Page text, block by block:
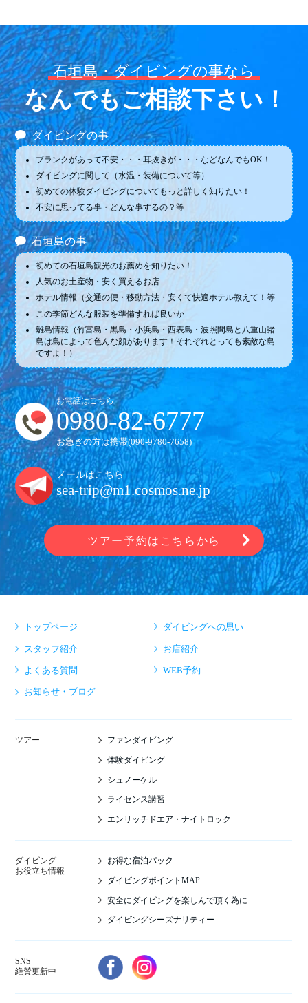
石垣島・ダイビングの事なら
なんでもご相談下さい！
ダイビングの事
ブランクがあって不安・・・耳抜きが・・・などなんでもOK！
ダイビングに関して（水温・装備について等）
初めての体験ダイビングについてもっと詳しく知りたい！
不安に思ってる事・どんな事するの？等
石垣島の事
初めての石垣島観光のお薦めを知りたい！
人気のお土産物・安く買えるお店
ホテル情報（交通の便・移動方法・安くて快適ホテル教えて！等
この季節どんな服装を準備すれば良いか
離島情報（竹富島・黒島・小浜島・西表島・波照間島と八重山諸
島は島によって色んな顔があります！それぞれとっても素敵な島
ですよ！）
お電話はこちら
0980-82-6777
お急ぎの方は携帯(090-9780-7658)
メールはこちら
sea-trip@m1.cosmos.ne.jp
ツアー予約はこちらから
トップページ ダイビングへの思い
スタッフ紹介 お店紹介
よくある質問 WEB予約
お知らせ・ブログ
ツアー ファンダイビング
体験ダイビング
シュノーケル
ライセンス講習
エンリッチドエア・ナイトロック
ダイビング
お役立ち情報
お得な宿泊パック
ダイビングポイントMAP
安全にダイビングを楽しんで頂く為に
ダイビングシーズナリティー
SNS
絶賛更新中